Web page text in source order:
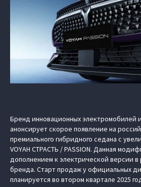
Бренд инновационных электромобилей
анонсирует скорое появление на
премиального гибридного седана с
VOYAH СТРАСТЬ / PASSION. Данная
дополнением к электрической версии
бренда. Старт продаж у официальных
планируется во втором квартале 2025